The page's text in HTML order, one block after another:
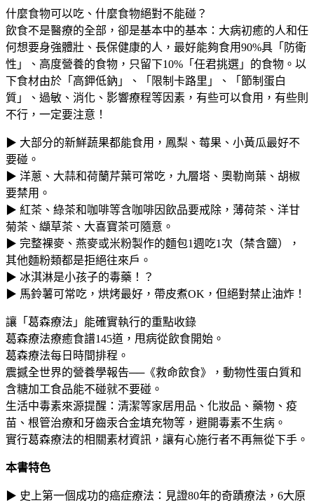
什麼食物可以吃、什麼食物絕對不能碰？
飲食不是醫療的全部，卻是基本中的基本：大病初癒的人和任
何想要身強體壯、長保健康的人，最好能夠食用90%具「防衛
性」、高度營養的食物，只留下10%「任君挑選」的食物。以
下食材由於「高鉀低鈉」、「限制卡路里」、「節制蛋白
質」、過敏、消化、影響療程等因素，有些可以食用，有些則
不行，一定要注意！
▶ 大部分的新鮮蔬果都能食用，鳳梨、莓果、小黃瓜最好不
要碰。
▶ 洋蔥、大蒜和荷蘭芹葉可常吃，九層塔、奧勒崗葉、胡椒
要禁用。
▶ 紅茶、綠茶和咖啡等含咖啡因飲品要戒除，薄荷茶、洋甘
菊茶、纈草茶、大喜寶茶可隨意。
▶ 完整裸麥、燕麥或米粉製作的麵包1週吃1次（禁含鹽），
其他麵粉類都是拒絕往來戶。
▶ 冰淇淋是小孩子的毒藥！？
▶ 馬鈴薯可常吃，烘烤最好，帶皮煮OK，但絕對禁止油炸！
讓「葛森療法」能確實執行的重點收錄
葛森療法療癒食譜145道，甩病從飲食開始。
葛森療法每日時間排程。
震撼全世界的營養學報告──《救命飲食》，動物性蛋白質和
含糖加工食品能不碰就不要碰。
生活中毒素來源提醒：清潔等家居用品、化妝品、藥物、疫
苗、根管治療和牙齒汞合金填充物等，避開毒素不生病。
實行葛森療法的相關素材資訊，讓有心施行者不再無從下手。
本書特色
▶ 史上第一個成功的癌症療法：見證80年的奇蹟療法，6大原